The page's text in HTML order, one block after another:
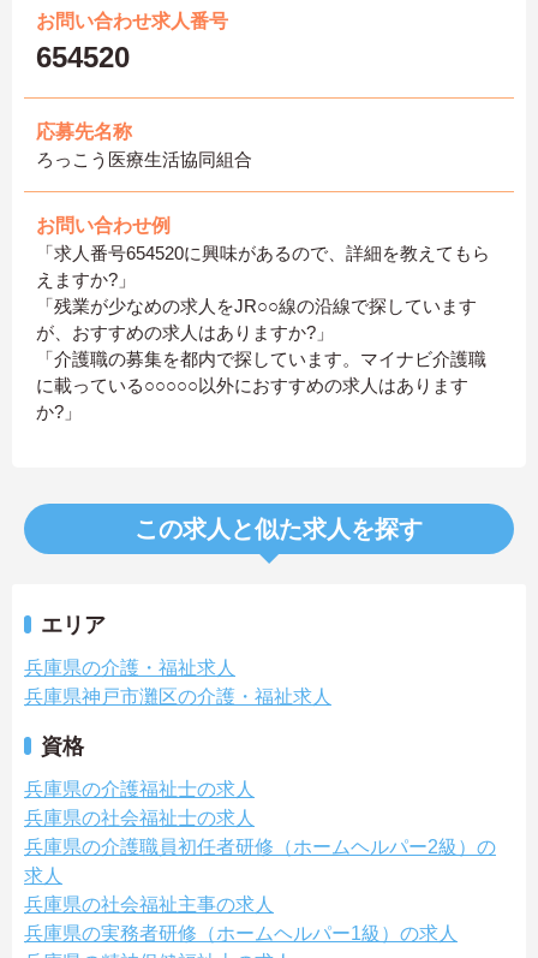
お問い合わせ求人番号
654520
応募先名称
ろっこう医療生活協同組合
お問い合わせ例
「求人番号654520に興味があるので、詳細を教えてもら
えますか?」
「残業が少なめの求人をJR○○線の沿線で探しています
が、おすすめの求人はありますか?」
「介護職の募集を都内で探しています。マイナビ介護職
に載っている○○○○○以外におすすめの求人はあります
か?」
この求人と似た求人を探す
エリア
兵庫県の介護・福祉求人
兵庫県神戸市灘区の介護・福祉求人
資格
兵庫県の介護福祉士の求人
兵庫県の社会福祉士の求人
兵庫県の介護職員初任者研修（ホームヘルパー2級）の
求人
兵庫県の社会福祉主事の求人
兵庫県の実務者研修（ホームヘルパー1級）の求人